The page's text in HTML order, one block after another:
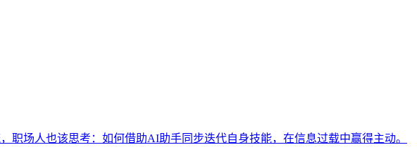
场人也该思考：如何借助AI助手同步迭代自身技能，在信息过载中赢得主动。